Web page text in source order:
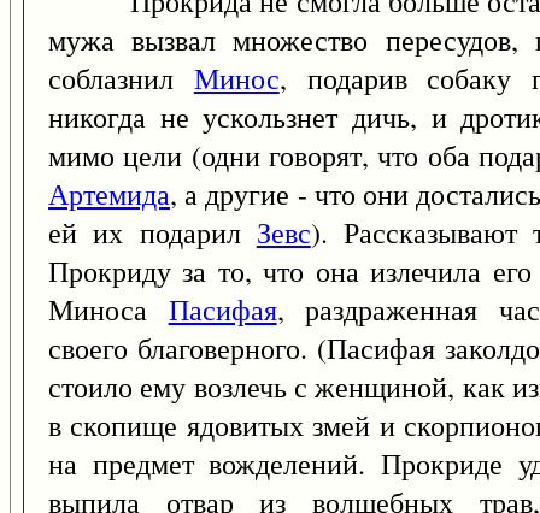
мужа вызвал множество
соблазнил Минос, подарив
никогда не ускользнет дичь, и
мимо цели (одни говорят, что оба
Артемида, а другие - что они
ей их подарил Зевс). Рассказывают
Прокриду за то, что она излечила
Миноса Пасифая, раздраженная
своего благоверного. (Пасифая
стоило ему возлечь с женщиной, как
в скопище ядовитых змей и
на предмет вожделений. Прокриде
выпила отвар из волшебных